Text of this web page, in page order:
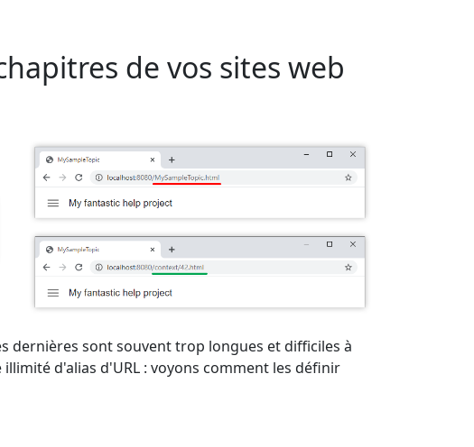
de vos sites web
dernières sont souvent trop longues et difficiles à
d'alias d'URL : voyons comment les définir